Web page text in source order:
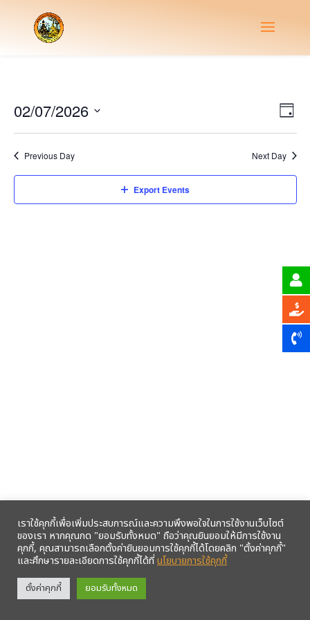
Day
02/07/2026
Previous Day Next Day
Export Events
รับข้อมูลข่าวสารจากสหกรณ์ฯ ผ่าน LINE ก่อนใคร คลิก!
เราใช้คุกกี้เพื่อเพิ่มประสบการณ์และความพึงพอใจในการใช้งานเว็บไซต์
ของเรา หากคุณกด "ยอมรับทั้งหมด" ถือว่าคุณยินยอมให้มีการใช้งาน
คุกกี้, คุณสามารถเลือกตั้งค่ายินยอมการใช้คุกกี้ได้โดยคลิก "ตั้งค่าคุกกี้"
และศึกษารายละเอียดการใช้คุกกี้ได้ที่นโยบายการใช้คุกกี้
ตั้งค่าคุกกี้ ยอมรับทั้งหมด